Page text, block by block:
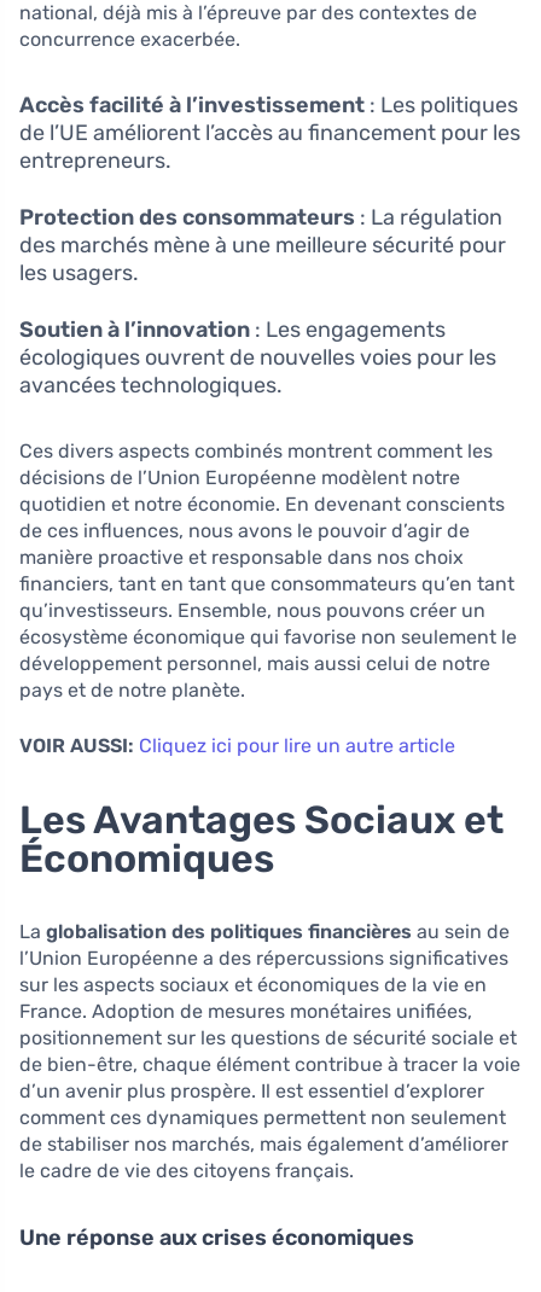
national, déjà mis à l’épreuve par des contextes de
concurrence exacerbée.
Accès facilité à l’investissement : Les politiques
de l’UE améliorent l’accès au financement pour les
entrepreneurs.
Protection des consommateurs : La régulation
des marchés mène à une meilleure sécurité pour
les usagers.
Soutien à l’innovation : Les engagements
écologiques ouvrent de nouvelles voies pour les
avancées technologiques.
Ces divers aspects combinés montrent comment les
décisions de l’Union Européenne modèlent notre
quotidien et notre économie. En devenant conscients
de ces influences, nous avons le pouvoir d’agir de
manière proactive et responsable dans nos choix
financiers, tant en tant que consommateurs qu’en tant
qu’investisseurs. Ensemble, nous pouvons créer un
écosystème économique qui favorise non seulement le
développement personnel, mais aussi celui de notre
pays et de notre planète.
VOIR AUSSI: Cliquez ici pour lire un autre article
Les Avantages Sociaux et
Économiques
La globalisation des politiques financières au sein de
l’Union Européenne a des répercussions significatives
sur les aspects sociaux et économiques de la vie en
France. Adoption de mesures monétaires unifiées,
positionnement sur les questions de sécurité sociale et
de bien-être, chaque élément contribue à tracer la voie
d’un avenir plus prospère. Il est essentiel d’explorer
comment ces dynamiques permettent non seulement
de stabiliser nos marchés, mais également d’améliorer
le cadre de vie des citoyens français.
Une réponse aux crises économiques